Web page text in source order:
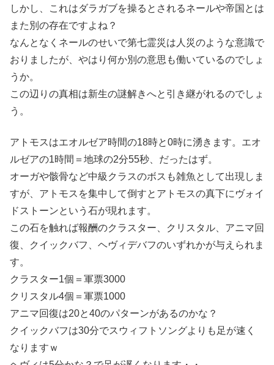
しかし、これはダラガブを操るとされるネールや帝国とは
また別の存在ですよね？
なんとなくネールのせいで第七霊災は人災のような意識で
おりましたが、やはり何か別の意思も働いているのでしょ
うか。
この辺りの真相は新生の謎解きへと引き継がれるのでしょ
う。
アトモスはエオルゼア時間の18時と0時に湧きます。エオ
ルゼアの1時間＝地球の2分55秒、だったはず。
オーガや骸骨など中級クラスのボスも雑魚として出現しま
すが、アトモスを集中して倒すとアトモスの真下にヴォイ
ドストーンという石が現れます。
この石を触れば報酬のクラスター、クリスタル、アニマ回
復、クイックバフ、ヘヴィデバフのいずれかが与えられま
す。
クラスター1個＝軍票3000
クリスタル4個＝軍票1000
アニマ回復は20と40のパターンがあるのかな？
クイックバフは30分でスウィフトソングよりも足が速く
なりますｗ